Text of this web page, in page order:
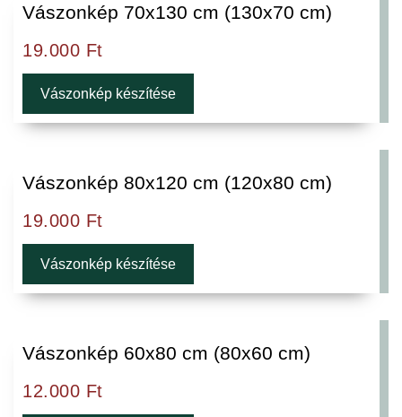
Vászonkép 70x130 cm (130x70 cm)
19.000 Ft
Vászonkép készítése
Vászonkép 80x120 cm (120x80 cm)
19.000 Ft
Vászonkép készítése
Vászonkép 60x80 cm (80x60 cm)
12.000 Ft